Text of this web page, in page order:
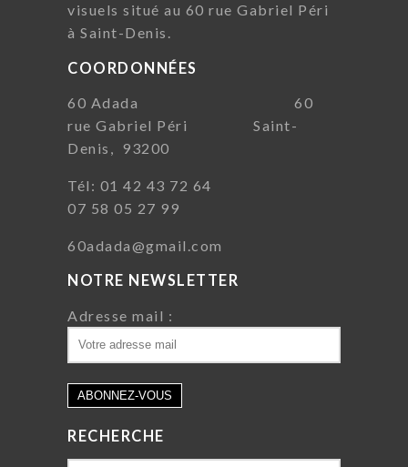
visuels situé au 60 rue Gabriel Péri
à Saint-Denis.
COORDONNÉES
60 Adada 60
rue Gabriel Péri Saint-
Denis, 93200
Tél: 01 42 43 72 64
07 58 05 27 99
60adada@gmail.com
NOTRE NEWSLETTER
Adresse mail :
RECHERCHE